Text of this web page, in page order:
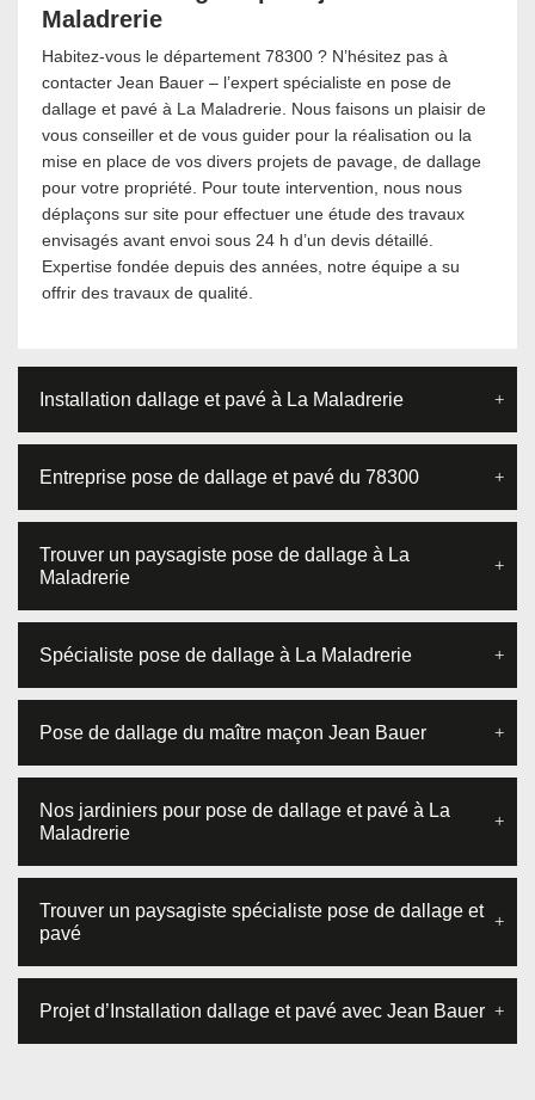
Maladrerie
Habitez-vous le département 78300 ? N’hésitez pas à
contacter Jean Bauer – l’expert spécialiste en pose de
dallage et pavé à La Maladrerie. Nous faisons un plaisir de
vous conseiller et de vous guider pour la réalisation ou la
mise en place de vos divers projets de pavage, de dallage
pour votre propriété. Pour toute intervention, nous nous
déplaçons sur site pour effectuer une étude des travaux
envisagés avant envoi sous 24 h d’un devis détaillé.
Expertise fondée depuis des années, notre équipe a su
offrir des travaux de qualité.
Installation dallage et pavé à La Maladrerie
Entreprise pose de dallage et pavé du 78300
Trouver un paysagiste pose de dallage à La
Maladrerie
Spécialiste pose de dallage à La Maladrerie
Pose de dallage du maître maçon Jean Bauer
Nos jardiniers pour pose de dallage et pavé à La
Maladrerie
Trouver un paysagiste spécialiste pose de dallage et
pavé
Projet d’Installation dallage et pavé avec Jean Bauer